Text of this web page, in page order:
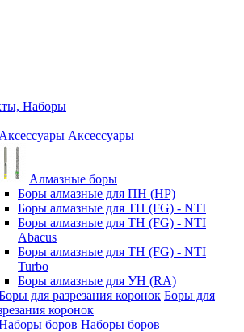
Наборы
Аксессуары
Алмазные боры
Боры алмазные для ПН (HP)
Боры алмазные для ТН (FG) - NTI
Боры алмазные для ТН (FG) - NTI
Abacus
Боры алмазные для ТН (FG) - NTI
Turbo
Боры алмазные для УН (RA)
Боры для
коронок
Наборы боров